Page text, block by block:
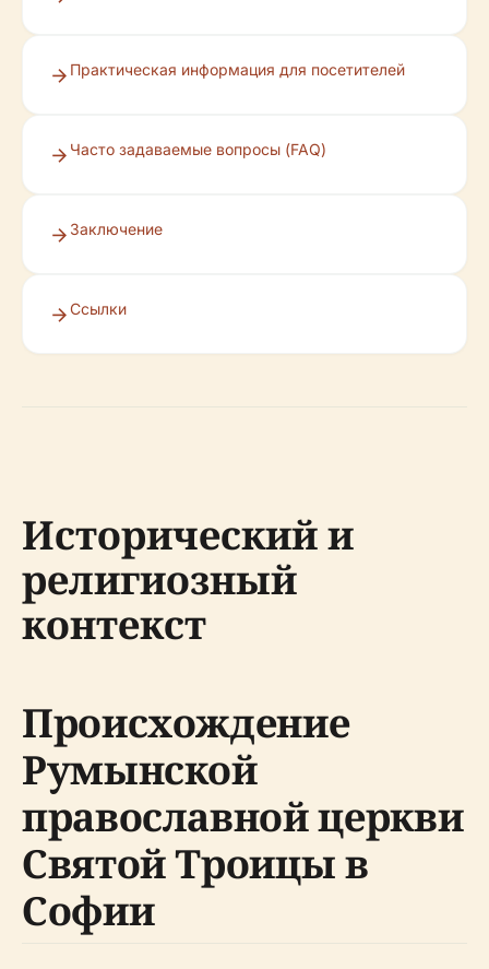
Практическая информация для посетителей
Часто задаваемые вопросы (FAQ)
Заключение
Ссылки
Исторический и
религиозный
контекст
Происхождение
Румынской
православной церкви
Святой Троицы в
Софии